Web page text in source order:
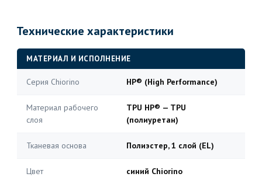
Технические характеристики
МАТЕРИАЛ И ИСПОЛНЕНИЕ
Серия Chiorino HP® (High Performance)
Материал рабочего
слоя
TPU HP® — TPU
(полиуретан)
Тканевая основа Полиэстер, 1 слой (EL)
Цвет синий Chiorino